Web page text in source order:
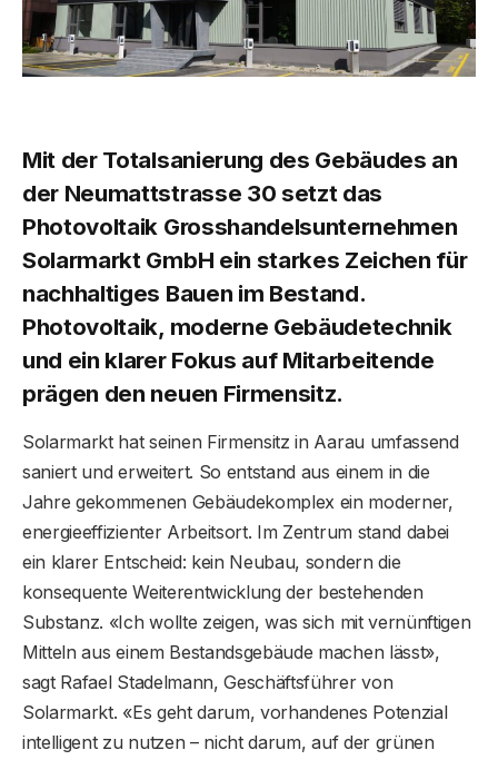
Mit der Totalsanierung des Gebäudes an
der Neumattstrasse 30 setzt das
Photovoltaik Grosshandelsunternehmen
Solarmarkt GmbH ein starkes Zeichen für
nachhaltiges Bauen im Bestand.
Photovoltaik, moderne Gebäudetechnik
und ein klarer Fokus auf Mitarbeitende
prägen den neuen Firmensitz.
Solarmarkt hat seinen Firmensitz in Aarau umfassend
saniert und erweitert. So entstand aus einem in die
Jahre gekommenen Gebäudekomplex ein moderner,
energieeffizienter Arbeitsort. Im Zentrum stand dabei
ein klarer Entscheid: kein Neubau, sondern die
konsequente Weiterentwicklung der bestehenden
Substanz. «Ich wollte zeigen, was sich mit vernünftigen
Mitteln aus einem Bestandsgebäude machen lässt»,
sagt Rafael Stadelmann, Geschäftsführer von
Solarmarkt. «Es geht darum, vorhandenes Potenzial
intelligent zu nutzen – nicht darum, auf der grünen